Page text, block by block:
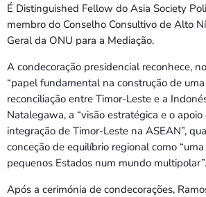
É Distinguished Fellow do Asia Society
membro do Conselho Consultivo de Alto
Geral da ONU para a Mediação.
A condecoração presidencial reconhece,
“papel fundamental na construção de
reconciliação entre Timor-Leste e a
Natalegawa, a “visão estratégica e o
integração de Timor-Leste na ASEAN”,
conceção de equilíbrio regional como
pequenos Estados num mundo multipolar”.
Após a cerimónia de condecorações,